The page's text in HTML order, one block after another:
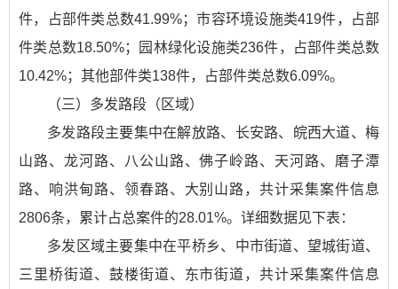
件，占部件类总数41.99%；市容环境设施类419件，占部
件类总数18.50%；园林绿化设施类236件，占部件类总数
10.42%；其他部件类138件，占部件类总数6.09%。
（三）多发路段（区域）
多发路段主要集中在解放路、长安路、皖西大道、梅
山路、龙河路、八公山路、佛子岭路、天河路、磨子潭
路、响洪甸路、领春路、大别山路，共计采集案件信息
2806条，累计占总案件的28.01%。详细数据见下表：
多发区域主要集中在平桥乡、中市街道、望城街道、
三里桥街道、鼓楼街道、东市街道，共计采集案件信息